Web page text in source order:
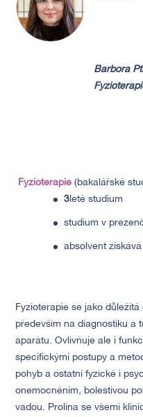
Barbora
Fyzioterapie(bakalářské
3 leté studium
studium v
absolvent
Fyzioterapie se jako
především na diagnostiku a
aparátu. Ovlivňuje ale i
specifickými postupy a
pohyb a ostatní fyzické i
onemocněním, bolestivou
vadou. Prolína se všemi